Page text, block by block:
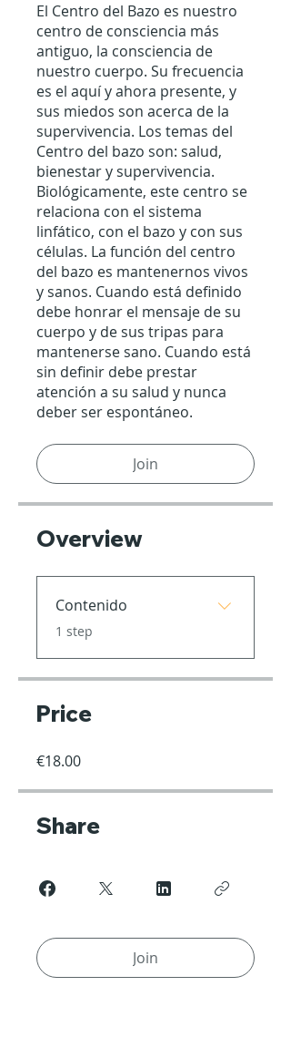
El Centro del Bazo es nuestro
centro de consciencia más
antiguo, la consciencia de
nuestro cuerpo. Su frecuencia
es el aquí y ahora presente, y
sus miedos son acerca de la
supervivencia. Los temas del
Centro del bazo son: salud,
bienestar y supervivencia.
Biológicamente, este centro se
relaciona con el sistema
linfático, con el bazo y con sus
células. La función del centro
del bazo es mantenernos vivos
y sanos. Cuando está definido
debe honrar el mensaje de su
cuerpo y de sus tripas para
mantenerse sano. Cuando está
sin definir debe prestar
atención a su salud y nunca
deber ser espontáneo.
Join
Overview
Contenido
.1 step
Price
€18.00
Share
Join